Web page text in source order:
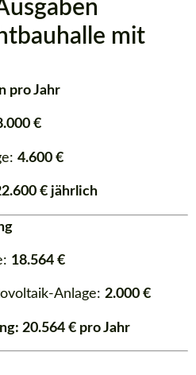
mit
pro Jahr
€
4.600 €
€ jährlich
18.564 €
Anlage: 2.000 €
20.564 € pro Jahr